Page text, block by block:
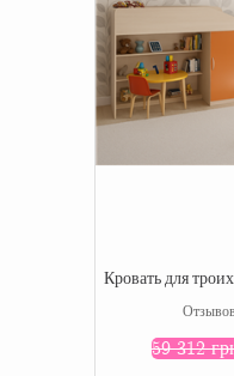
Кровать для
59 312